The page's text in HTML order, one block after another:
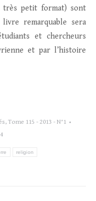
petit format) sont
remarquable sera
et chercheurs
et par l’histoire
, Tome 115 - 2013 - N°1
religion